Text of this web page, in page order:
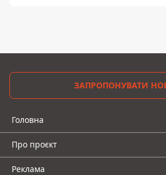
ЗАПРОПОНУВАТИ
Головна
Про проєкт
Реклама